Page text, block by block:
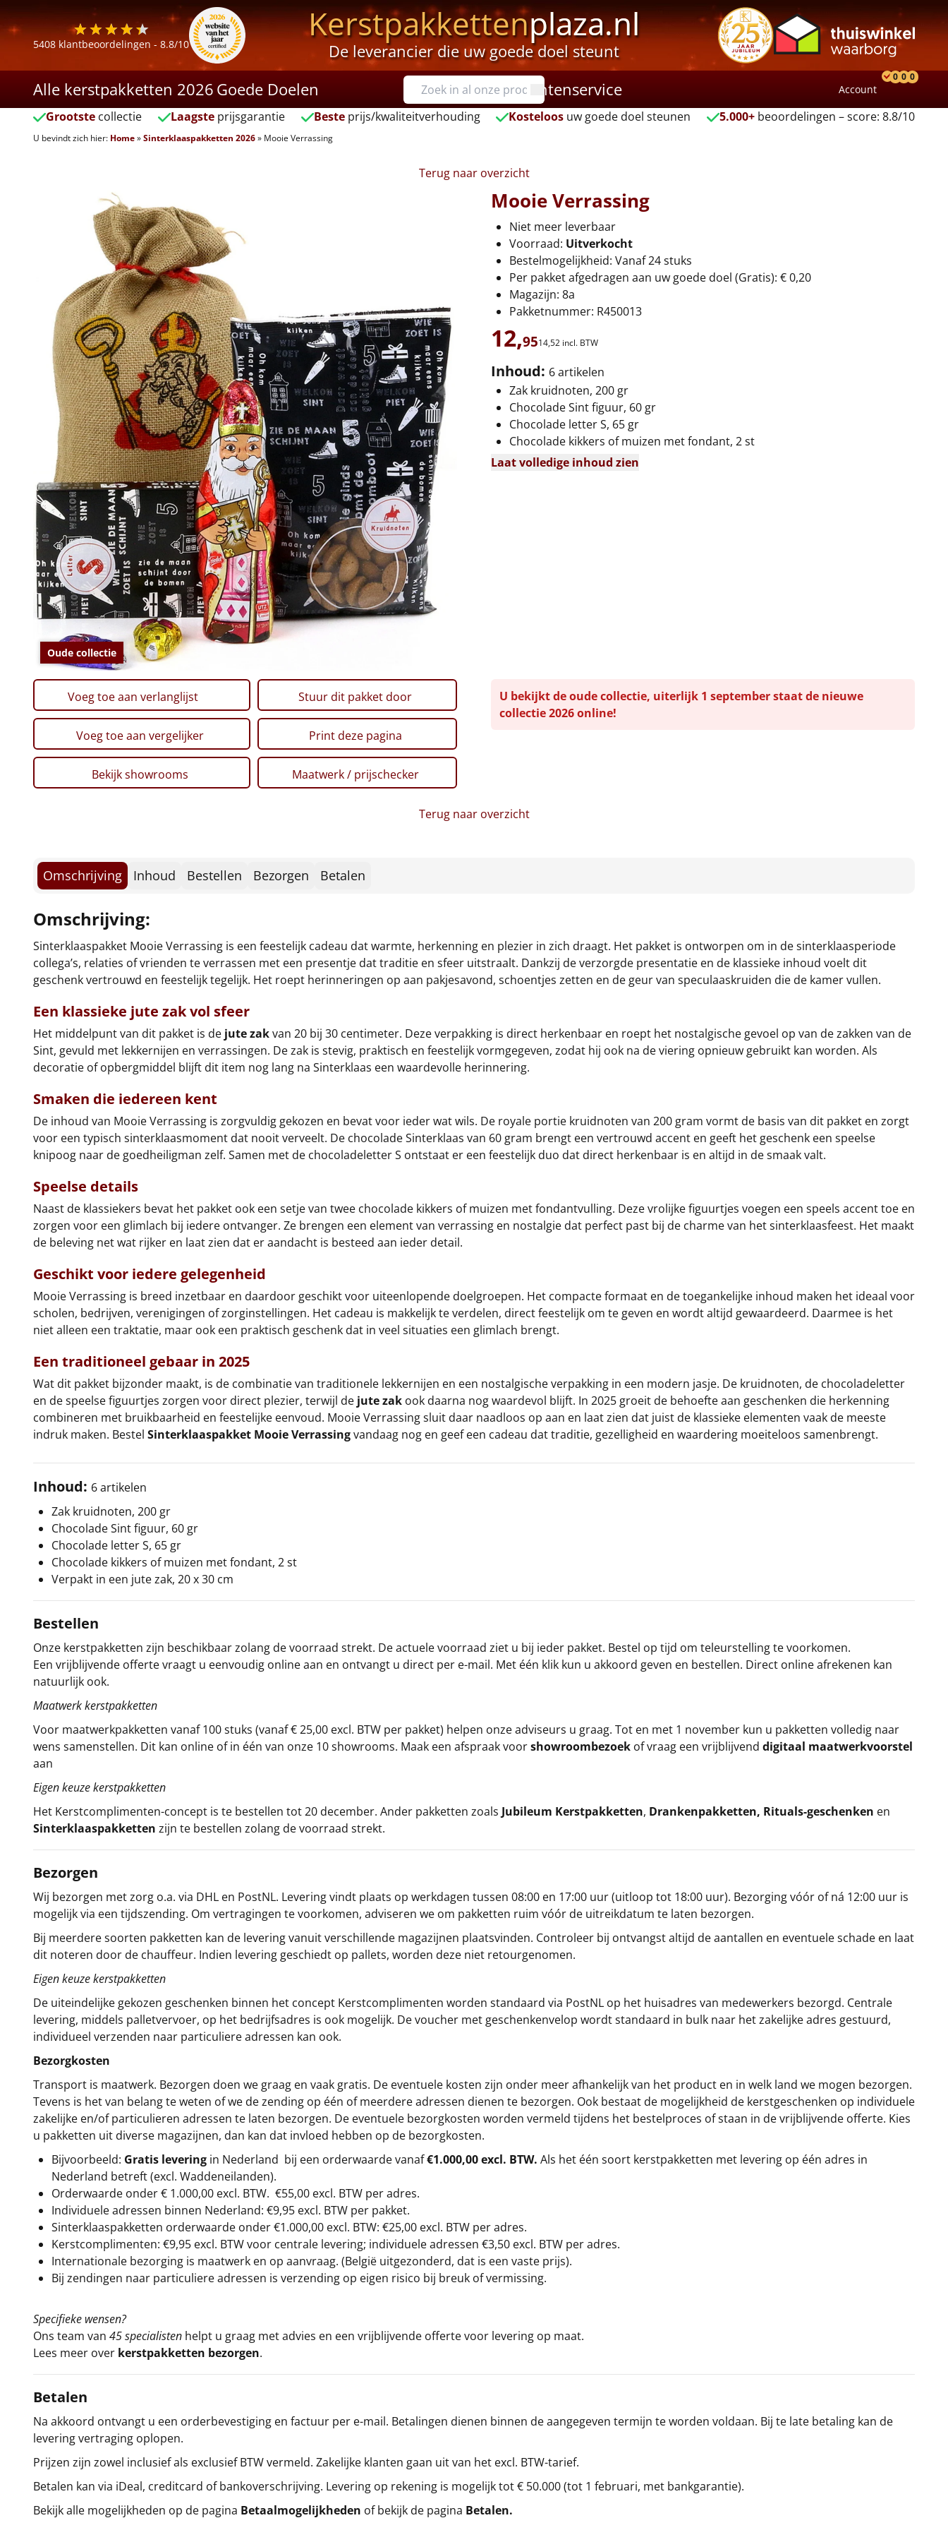
5408 klantbeoordelingen - 8.8/10 Kerstpakkettenplaza.nl
De leverancier die uw goede doel steunt
Alle kerstpakketten 2026 Goede Doelen Klantenservice Account
0 0 0
Grootste collectie Laagsteprijsgarantie Besteprijs/kwaliteitverhouding Kosteloos uw goede doel steunen 5.000+ beoordelingen – score: 8.8/10
U bevindt zich hier: Home»Sinterklaaspakketten 2026» Mooie Verrassing
Terug naar overzicht
Oude collectie
Mooie Verrassing
Niet meer leverbaar
Voorraad: Uitverkocht
Bestelmogelijkheid: Vanaf 24 stuks
Per pakket afgedragen aan uw goede doel (Gratis): € 0,20
Magazijn: 8a
Pakketnummer: R450013
12,9514,52 incl. BTW
Inhoud: 6 artikelen
Zak kruidnoten, 200 gr
Chocolade Sint figuur, 60 gr
Chocolade letter S, 65 gr
Chocolade kikkers of muizen met fondant, 2 st
Laat volledige inhoud zien
Voeg toe aan verlanglijst Stuur dit pakket door
Voeg toe aan vergelijker Print deze pagina
Bekijk showrooms Maatwerk / prijschecker
U bekijkt de oude collectie, uiterlijk 1 september staat de nieuwe
collectie 2026 online!
Terug naar overzicht
Omschrijving Inhoud Bestellen Bezorgen Betalen
Omschrijving:
Sinterklaaspakket Mooie Verrassing is een feestelijk cadeau dat warmte, herkenning en plezier in zich draagt. Het pakket is ontworpen om in de sinterklaasperiode
collega’s, relaties of vrienden te verrassen met een presentje dat traditie en sfeer uitstraalt. Dankzij de verzorgde presentatie en de klassieke inhoud voelt dit
geschenk vertrouwd en feestelijk tegelijk. Het roept herinneringen op aan pakjesavond, schoentjes zetten en de geur van speculaaskruiden die de kamer vullen.
Een klassieke jute zakvol sfeer
Het middelpunt van dit pakket is de jute zakvan 20 bij 30 centimeter. Deze verpakking is direct herkenbaar en roept het nostalgische gevoel op van de zakken van de
Sint, gevuld met lekkernijen en verrassingen. De zak is stevig, praktisch en feestelijk vormgegeven, zodat hij ook na de viering opnieuw gebruikt kan worden. Als
decoratie of opbergmiddel blijft dit item nog lang na Sinterklaas een waardevolle herinnering.
Smaken die iedereen kent
De inhoud van Mooie Verrassing is zorgvuldig gekozen en bevat voor ieder wat wils. De royale portie kruidnoten van 200 gram vormt de basis van dit pakket en zorgt
voor een typisch sinterklaasmoment dat nooit verveelt. De chocolade Sinterklaas van 60 gram brengt een vertrouwd accent en geeft het geschenk een speelse
knipoog naar de goedheiligman zelf. Samen met de chocoladeletter S ontstaat er een feestelijk duo dat direct herkenbaar is en altijd in de smaak valt.
Speelse details
Naast de klassiekers bevat het pakket ook een setje van twee chocolade kikkers of muizen met fondantvulling. Deze vrolijke figuurtjes voegen een speels accent toe en
zorgen voor een glimlach bij iedere ontvanger. Ze brengen een element van verrassing en nostalgie dat perfect past bij de charme van het sinterklaasfeest. Het maakt
de beleving net wat rijker en laat zien dat er aandacht is besteed aan ieder detail.
Geschikt voor iedere gelegenheid
Mooie Verrassing is breed inzetbaar en daardoor geschikt voor uiteenlopende doelgroepen. Het compacte formaat en de toegankelijke inhoud maken het ideaal voor
scholen, bedrijven, verenigingen of zorginstellingen. Het cadeau is makkelijk te verdelen, direct feestelijk om te geven en wordt altijd gewaardeerd. Daarmee is het
niet alleen een traktatie, maar ook een praktisch geschenk dat in veel situaties een glimlach brengt.
Een traditioneel gebaar in 2025
Wat dit pakket bijzonder maakt, is de combinatie van traditionele lekkernijen en een nostalgische verpakking in een modern jasje. De kruidnoten, de chocoladeletter
en de speelse figuurtjes zorgen voor direct plezier, terwijl de jute zak ook daarna nog waardevol blijft. In 2025 groeit de behoefte aan geschenken die herkenning
combineren met bruikbaarheid en feestelijke eenvoud. Mooie Verrassing sluit daar naadloos op aan en laat zien dat juist de klassieke elementen vaak de meeste
indruk maken. Bestel Sinterklaaspakket Mooie Verrassingvandaag nog en geef een cadeau dat traditie, gezelligheid en waardering moeiteloos samenbrengt.
Inhoud: 6 artikelen
Zak kruidnoten, 200 gr
Chocolade Sint figuur, 60 gr
Chocolade letter S, 65 gr
Chocolade kikkers of muizen met fondant, 2 st
Verpakt in een jute zak, 20 x 30 cm
Bestellen
Onze kerstpakketten zijn beschikbaar zolang de voorraad strekt. De actuele voorraad ziet u bij ieder pakket. Bestel op tijd om teleurstelling te voorkomen.
Een vrijblijvende offerte vraagt u eenvoudig online aan en ontvangt u direct per e-mail. Met één klik kun u akkoord geven en bestellen. Direct online afrekenen kan
natuurlijk ook.
Maatwerk kerstpakketten
Voor maatwerkpakketten vanaf 100 stuks (vanaf € 25,00 excl. BTW per pakket) helpen onze adviseurs u graag. Tot en met 1 november kun u pakketten volledig naar
wens samenstellen. Dit kan online of in één van onze 10 showrooms. Maak een afspraak voorshowroombezoek of vraag een vrijblijvend digitaal maatwerkvoorstel
aan
Eigen keuze kerstpakketten
Het Kerstcomplimenten-concept is te bestellen tot 20 december. Ander pakketten zoals Jubileum Kerstpakketten, Drankenpakketten, Rituals-geschenken en
Sinterklaaspakketten zijn te bestellen zolang de voorraad strekt.
Bezorgen
Wij bezorgen met zorg o.a. via DHL en PostNL. Levering vindt plaats op werkdagen tussen 08:00 en 17:00 uur (uitloop tot 18:00 uur). Bezorging vóór of ná 12:00 uur is
mogelijk via een tijdszending. Om vertragingen te voorkomen, adviseren we om pakketten ruim vóór de uitreikdatum te laten bezorgen.
Bij meerdere soorten pakketten kan de levering vanuit verschillende magazijnen plaatsvinden. Controleer bij ontvangst altijd de aantallen en eventuele schade en laat
dit noteren door de chauffeur. Indien levering geschiedt op pallets, worden deze niet retourgenomen.
Eigen keuze kerstpakketten
De uiteindelijke gekozen geschenken binnen het concept Kerstcomplimenten worden standaard via PostNL op het huisadres van medewerkers bezorgd. Centrale
levering, middels palletvervoer, op het bedrijfsadres is ook mogelijk. De voucher met geschenkenvelop wordt standaard in bulk naar het zakelijke adres gestuurd,
individueel verzenden naar particuliere adressen kan ook.
Bezorgkosten
Transport is maatwerk. Bezorgen doen we graag en vaak gratis. De eventuele kosten zijn onder meer afhankelijk van het product en in welk land we mogen bezorgen.
Tevens is het van belang te weten of we de zending op één of meerdere adressen dienen te bezorgen. Ook bestaat de mogelijkheid de kerstgeschenken op individuele
zakelijke en/of particulieren adressen te laten bezorgen. De eventuele bezorgkosten worden vermeld tijdens het bestelproces of staan in de vrijblijvende offerte. Kies
u pakketten uit diverse magazijnen, dan kan dat invloed hebben op de bezorgkosten.
Bijvoorbeeld: Gratis levering in Nederland bij een orderwaarde vanaf€1.000,00 excl. BTW. Als het één soort kerstpakketten met levering op één adres in
Nederland betreft (excl. Waddeneilanden).
Orderwaarde onder € 1.000,00 excl. BTW. €55,00 excl. BTW per adres.
Individuele adressen binnen Nederland: €9,95 excl. BTW per pakket.
Sinterklaaspakketten orderwaarde onder €1.000,00 excl. BTW: €25,00 excl. BTW per adres.
Kerstcomplimenten: €9,95 excl. BTW voor centrale levering; individuele adressen €3,50 excl. BTW per adres.
Internationale bezorging is maatwerk en op aanvraag. (België uitgezonderd, dat is een vaste prijs).
Bij zendingen naar particuliere adressen is verzending op eigen risico bij breuk of vermissing.
Specifieke wensen?
Ons team van 45 specialisten helpt u graag met advies en een vrijblijvende offerte voor levering op maat.
Lees meer over kerstpakketten bezorgen.
Betalen
Na akkoord ontvangt u een orderbevestiging en factuur per e-mail. Betalingen dienen binnen de aangegeven termijn te worden voldaan. Bij te late betaling kan de
levering vertraging oplopen.
Prijzen zijn zowel inclusief als exclusief BTW vermeld. Zakelijke klanten gaan uit van het excl. BTW-tarief.
Betalen kan via iDeal, creditcard of bankoverschrijving. Levering op rekening is mogelijk tot € 50.000 (tot 1 februari, met bankgarantie).
Bekijk alle mogelijkheden op de pagina Betaalmogelijkheden of bekijk de pagina Betalen.